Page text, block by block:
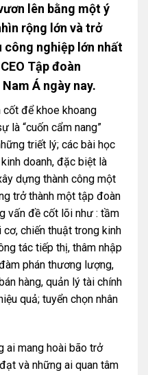
lên bằng một ý
rộng lớn và trở
công nghiệp lớn nhất
Tập đoàn
Á ngày nay.
để khoe khoang
là “cuốn cẩm nang”
triết lý; các bài học
doanh, đặc biệt là
dựng thành công một
trở thành một tập đoàn
vấn đề cốt lõi như : tầm
chiến thuật trong kinh
tác tiếp thị, thâm nhập
phán thương lượng,
hàng, quản lý tài chính
quả; tuyển chọn nhân
ai mang hoài bão trở
và những ai quan tâm